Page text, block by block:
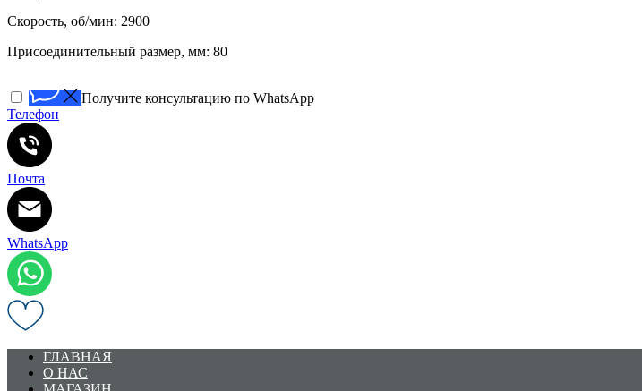
Скорость, об/мин: 2900
Присоединительный размер, мм: 80
Получите консультацию по WhatsApp
Телефон
Почта
WhatsApp
ГЛАВНАЯ
О НАС